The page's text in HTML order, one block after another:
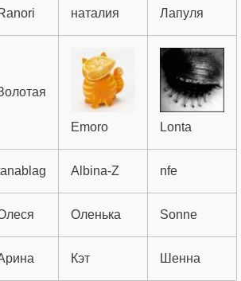
наталия Лапуля
Emoro Lonta
Albina-Z nfe
Оленька Sonne
Кэт Шенна